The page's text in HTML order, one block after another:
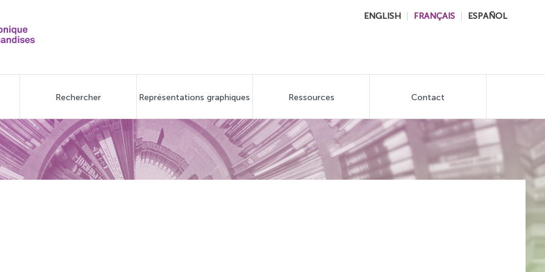
ENGLISH FRANÇAIS ESPAÑOL
Rechercher Représentations graphiques Ressources Contact